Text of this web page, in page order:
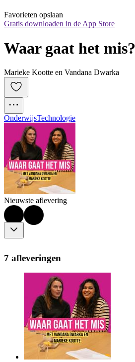
Favorieten opslaan
Gratis downloaden in de App Store
Waar gaat het mis?
Marieke Kootte en Vandana Dwarka
OnderwijsTechnologie
Nieuwste aflevering
7 afleveringen